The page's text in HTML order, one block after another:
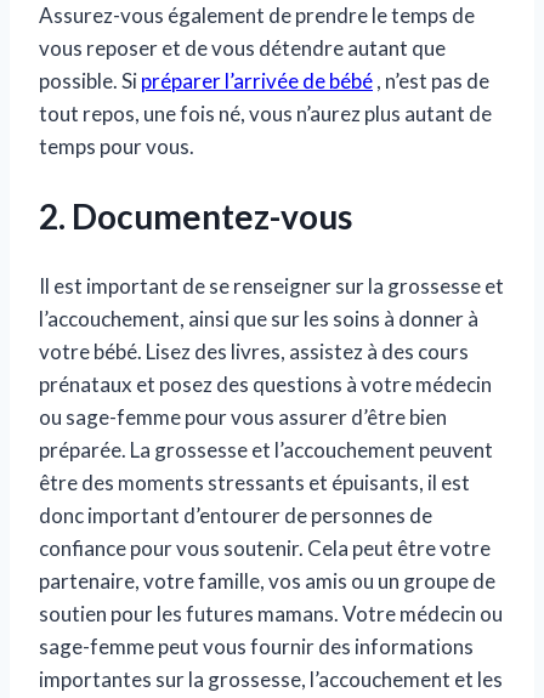
Assurez-vous également de prendre le temps de
vous reposer et de vous détendre autant que
possible. Sipréparer l’arrivée de bébé, n’est pas de
tout repos, une fois né, vous n’aurez plus autant de
temps pour vous.
2. Documentez-vous
Il est important de se renseigner sur la grossesse et
l’accouchement, ainsi que sur les soins à donner à
votre bébé. Lisez des livres, assistez à des cours
prénataux et posez des questions à votre médecin
ou sage-femme pour vous assurer d’être bien
préparée. La grossesse et l’accouchement peuvent
être des moments stressants et épuisants, il est
donc important d’entourer de personnes de
confiance pour vous soutenir. Cela peut être votre
partenaire, votre famille, vos amis ou un groupe de
soutien pour les futures mamans. Votre médecin ou
sage-femme peut vous fournir des informations
importantes sur la grossesse, l’accouchement et les